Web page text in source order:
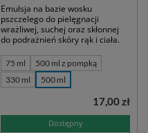
Emulsja na bazie wosku
pszczelego do pielęgnacji
wrażliwej, suchej oraz skłonnej
do podrażnień skóry rąk i ciała.
75 ml
500 ml z pompką
330 ml
500 ml
Dostępny
17,00 zł